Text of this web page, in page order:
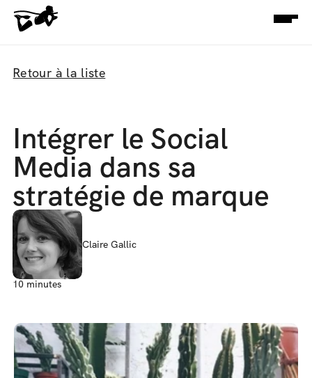
Retour à la liste
Intégrer le Social
Media dans sa
stratégie de marque
Claire Gallic
10 minutes